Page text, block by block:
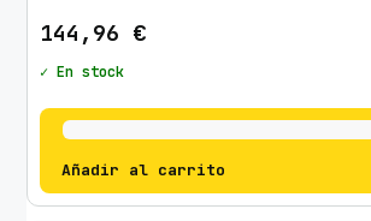
144,96 €
✓ En stock
Añadir al carrito